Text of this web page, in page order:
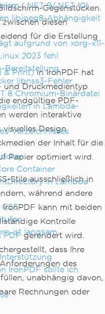
(.NET 9/.NET 10)
libjpeg8-Abhängigkeit
aufgrund von xorg-x11-
2023 fehl
Bereitstellung
libnss3-Fehler
8 Chromium-Binärdatei
in Lambda-
Verzeichnisses
Container
in Lambda
ist langsam
IronPDF sollte ich
Gegenstücken.
zwischen diesen
für die Erstellung
& Print)in IronPDF hat
und Druckmedientyp
endgültige PDF-
werden interaktive
visuelles Design
der Inhalt für die
Papier optimiert wird.
Stile ausschließlich in
während andere
kann mit beiden
Kontrolle
PDFgerendert wird.
dass Ihre
des
unabhängig davon,
Rechnungen oder